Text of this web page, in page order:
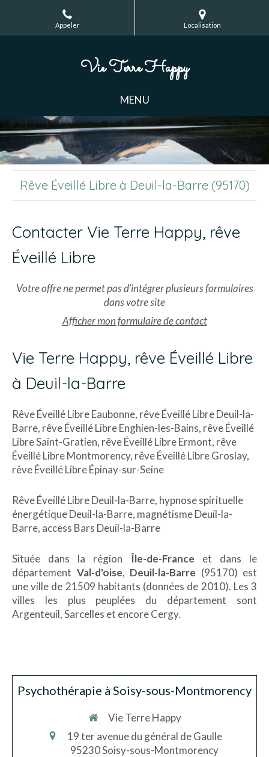
Appeler Localisation
Vie Terre Happy
MENU
Rêve Éveillé Libre à Deuil-la-Barre (95170)
Contacter Vie Terre Happy, rêve
Éveillé Libre
Votre offre ne permet pas d’intégrer plusieurs formulaires
dans votre site
Afficher mon formulaire de contact
Vie Terre Happy, rêve Éveillé Libre
à Deuil-la-Barre
Rêve Éveillé Libre Eaubonne, rêve Éveillé Libre Deuil-la-
Barre, rêve Éveillé Libre Enghien-les-Bains, rêve Éveillé
Libre Saint-Gratien, rêve Éveillé Libre Ermont, rêve
Éveillé Libre Montmorency, rêve Éveillé Libre Groslay,
rêve Éveillé Libre Épinay-sur-Seine
Rêve Éveillé Libre Deuil-la-Barre, hypnose spirituelle
énergétique Deuil-la-Barre, magnétisme Deuil-la-
Barre, access Bars Deuil-la-Barre
Située dans la région Île-de-France et dans le
département Val-d'oise, Deuil-la-Barre (95170) est
une ville de 21509 habitants (données de 2010). Les 3
villes les plus peuplées du département sont
Argenteuil, Sarcelles et encore Cergy.
Psychothérapie à Soisy-sous-Montmorency
Vie Terre Happy
19 ter avenue du général de Gaulle
95230Soisy-sous-Montmorency